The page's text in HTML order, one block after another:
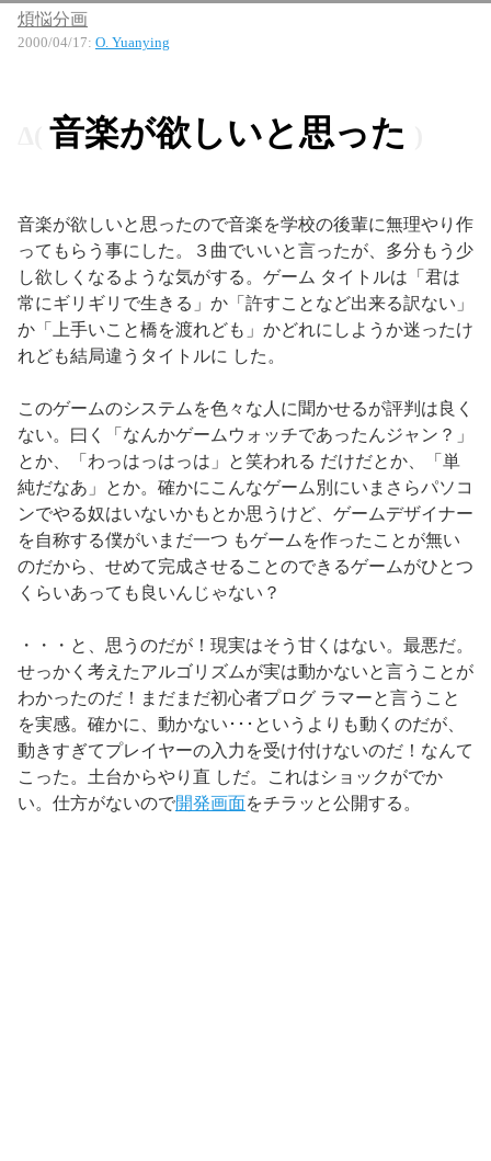
煩悩分画
2000/04/17: O. Yuanying
音楽が欲しいと思った
音楽が欲しいと思ったので音楽を学校の後輩に無理やり作
ってもらう事にした。３曲でいいと言ったが、多分もう少
し欲しくなるような気がする。ゲーム タイトルは「君は
常にギリギリで生きる」か「許すことなど出来る訳ない」
か「上手いこと橋を渡れども」かどれにしようか迷ったけ
れども結局違うタイトルに した。
このゲームのシステムを色々な人に聞かせるが評判は良く
ない。曰く「なんかゲームウォッチであったんジャン？」
とか、「わっはっはっは」と笑われる だけだとか、「単
純だなあ」とか。確かにこんなゲーム別にいまさらパソコ
ンでやる奴はいないかもとか思うけど、ゲームデザイナー
を自称する僕がいまだ一つ もゲームを作ったことが無い
のだから、せめて完成させることのできるゲームがひとつ
くらいあっても良いんじゃない？
・・・と、思うのだが！現実はそう甘くはない。最悪だ。
せっかく考えたアルゴリズムが実は動かないと言うことが
わかったのだ！まだまだ初心者プログ ラマーと言うこと
を実感。確かに、動かない･･･というよりも動くのだが、
動きすぎてプレイヤーの入力を受け付けないのだ！なんて
こった。土台からやり直 しだ。これはショックがでか
い。仕方がないので開発画面をチラッと公開する。